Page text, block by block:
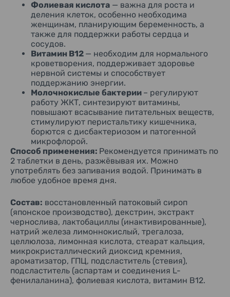
Фолиевая кислота — важна для роста и
деления клеток, особенно необходима
женщинам, планирующим беременность, а
также для поддержки работы сердца и
сосудов.
Витамин B12 — необходим для нормального
кроветворения, поддерживает здоровье
нервной системы и способствует
поддержанию энергии.
Молочнокислые бактерии – регулируют
работу ЖКТ, синтезируют витамины,
повышают всасывание питательных веществ,
стимулируют перистальтику кишечника,
борются с дисбактериозом и патогенной
микрофлорой.
Способ применения: Рекомендуется принимать по
2 таблетки в день, разжёвывая их. Можно
употреблять без запивания водой. Принимать в
любое удобное время дня.
Состав: восстановленный патоковый сироп
(японское производство), декстрин, экстракт
чернослива, лактобациллы (инактивированные),
натрий железа лимоннокислый, трегалоза,
целлюлоза, лимонная кислота, стеарат кальция,
микрокристаллический диоксид кремния,
ароматизатор, ГПЦ, подсластитель (стевия),
подсластитель (аспартам и соединения L-
фенилаланина), фолиевая кислота, витамин B12.